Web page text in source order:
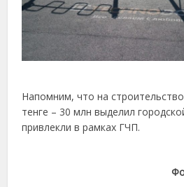
Напомним, что на
тенге – 30 млн выделил
привлекли в рамках ГЧП.